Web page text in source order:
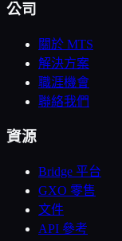
公司
關於 MTS
解決方案
職涯機會
聯絡我們
資源
Bridge 平台
GXO 零售
文件
API 參考